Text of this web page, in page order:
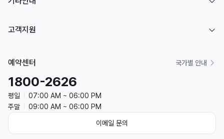
고객지원
예약센터 국가별 안내
1800-2626
평일
07:00 AM ~ 06:00 PM
주말
09:00 AM ~ 06:00 PM
이메일 문의